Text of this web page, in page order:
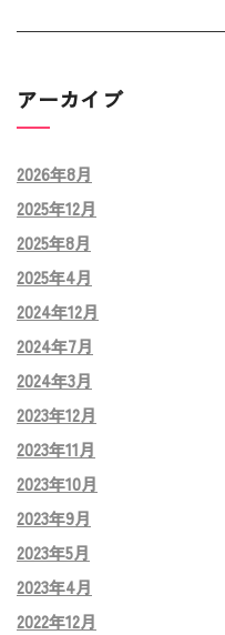
アーカイブ
2026年8月
2025年12月
2025年8月
2025年4月
2024年12月
2024年7月
2024年3月
2023年12月
2023年11月
2023年10月
2023年9月
2023年5月
2023年4月
2022年12月